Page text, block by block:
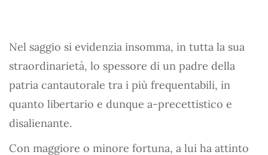
Nel saggio si evidenzia insomma, in tutta la sua
straordinarietà, lo spessore di un padre della
patria cantautorale tra i più frequentabili, in
quanto libertario e dunque a-precettistico e
disalienante.
Con maggiore o minore fortuna, a lui ha attinto